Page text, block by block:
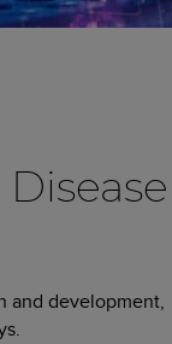
and development,